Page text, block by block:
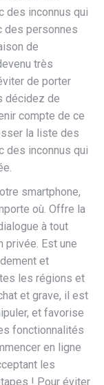
des inconnus qui
des personnes
de
très
de porter
décidez de
compte de ce
la liste des
des inconnus qui
smartphone,
où. Offre la
à tout
privée. Est une
et
les régions et
et grave, il est
et favorise
fonctionnalités
en ligne
les
! Pour éviter